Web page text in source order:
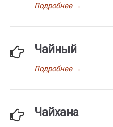
Подробнее→
Чайный
Подробнее→
Чайхана